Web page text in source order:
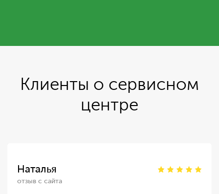
Клиенты о сервисном
центре
Наталья
отзыв с сайта